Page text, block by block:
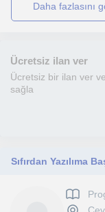
daha fazlasını
Ücretsiz ilan ver
Ücretsiz bir ilan ver
sağla